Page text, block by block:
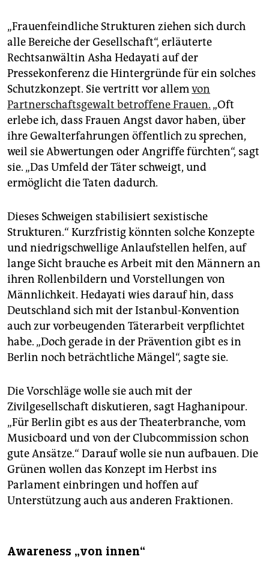
„Frauenfeindliche Strukturen ziehen sich durch
alle Bereiche der Gesellschaft“, erläuterte
Rechtsanwältin Asha Hedayati auf der
Pressekonferenz die Hintergründe für ein solches
Schutzkonzept. Sie vertritt vor allemvon
Partnerschaftsgewalt betroffene Frauen. „Oft
erlebe ich, dass Frauen Angst davor haben, über
ihre Gewalterfahrungen öffentlich zu sprechen,
weil sie Abwertungen oder Angriffe fürchten“, sagt
sie. „Das Umfeld der Täter schweigt, und
ermöglicht die Taten dadurch.
Dieses Schweigen stabilisiert sexistische
Strukturen.“ Kurzfristig könnten solche Konzepte
und niedrigschwellige Anlaufstellen helfen, auf
lange Sicht brauche es Arbeit mit den Männern an
ihren Rollenbildern und Vorstellungen von
Männlichkeit. Hedayati wies darauf hin, dass
Deutschland sich mit der Istanbul-Konvention
auch zur vorbeugenden Täterarbeit verpflichtet
habe. „Doch gerade in der Prävention gibt es in
Berlin noch beträchtliche Mängel“, sagte sie.
Die Vorschläge wolle sie auch mit der
Zivilgesellschaft diskutieren, sagt Haghanipour.
„Für Berlin gibt es aus der Theaterbranche, vom
Musicboard und von der Clubcommission schon
gute Ansätze.“ Darauf wolle sie nun aufbauen. Die
Grünen wollen das Konzept im Herbst ins
Parlament einbringen und hoffen auf
Unterstützung auch aus anderen Fraktionen.
Awareness „von innen“